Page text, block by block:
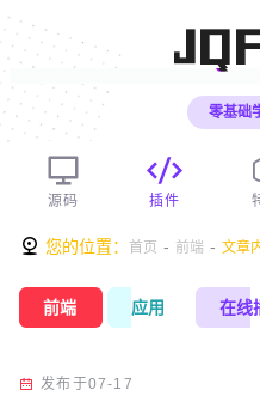
零基础
源码 插件
您的位置： 首页 - 前端 - 文章
前端 应用 在线
发布于07-17